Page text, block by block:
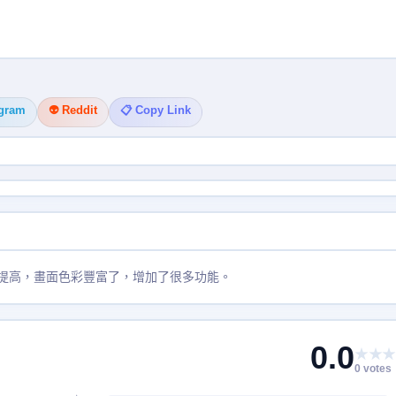
👽 Reddit 📋 Copy Link
，畫面色彩豐富了，增加了很多功能。
0.00 votes